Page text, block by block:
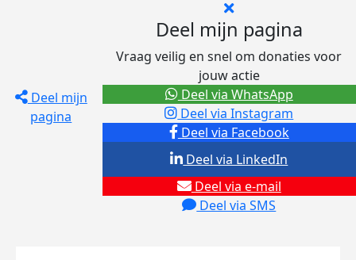
Deel mijn
pagina
Deel mijn pagina
Vraag veilig en snel om donaties voor
jouw actie
Deel via Facebook
Deel via Instagram
Deel via e-mail
Deel via SMS
Deel via LinkedIn
Deel via WhatsApp